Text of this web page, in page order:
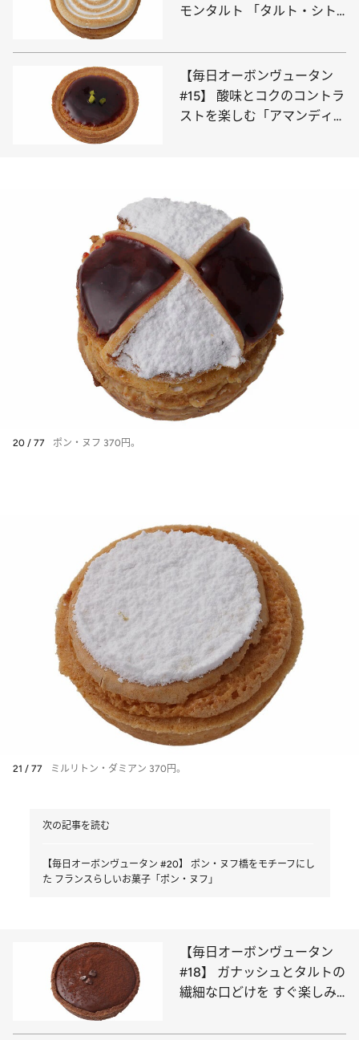
モンタルト 「タルト・シト
【毎日オーボンヴュータン
#15】 酸味とコクのコントラ
ストを楽しむ「アマンディー
20 / 77 ポン・ヌフ 370円。
21 / 77 ミルリトン・ダミアン 370円。
次の記事を読む
【毎日オーボンヴュータン #20】 ポン・ヌフ橋をモチーフにし
た フランスらしいお菓子「ポン・ヌフ」
【毎日オーボンヴュータン
#18】 ガナッシュとタルトの
繊細な口どけを すぐ楽しみ